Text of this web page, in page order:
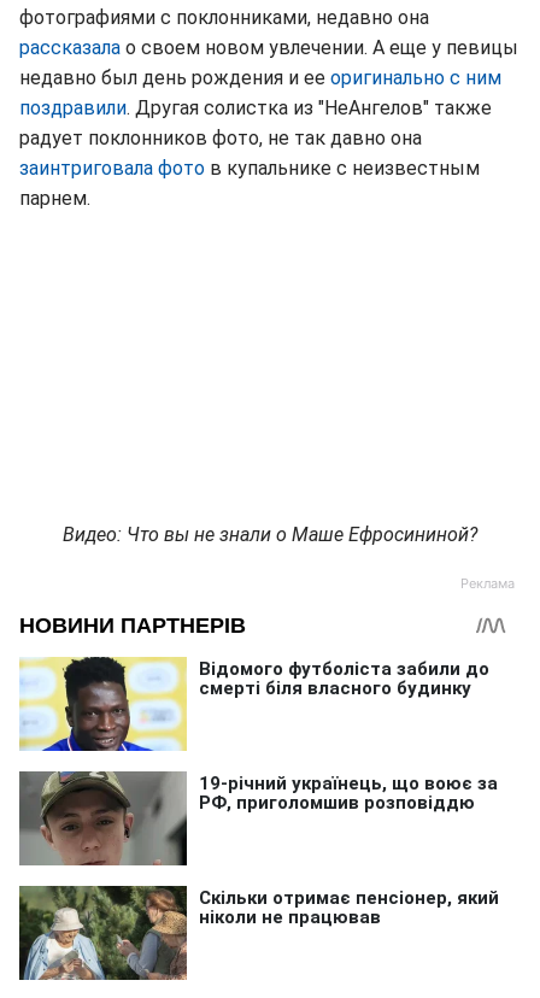
фотографиями с поклонниками, недавно она
рассказала о своем новом увлечении. А еще у певицы
недавно был день рождения и ее оригинально с ним
поздравили. Другая солистка из "НеАнгелов" также
радует поклонников фото, не так давно она
заинтриговала фото в купальнике с неизвестным
парнем.
Видео: Что вы не знали о Маше Ефросининой?